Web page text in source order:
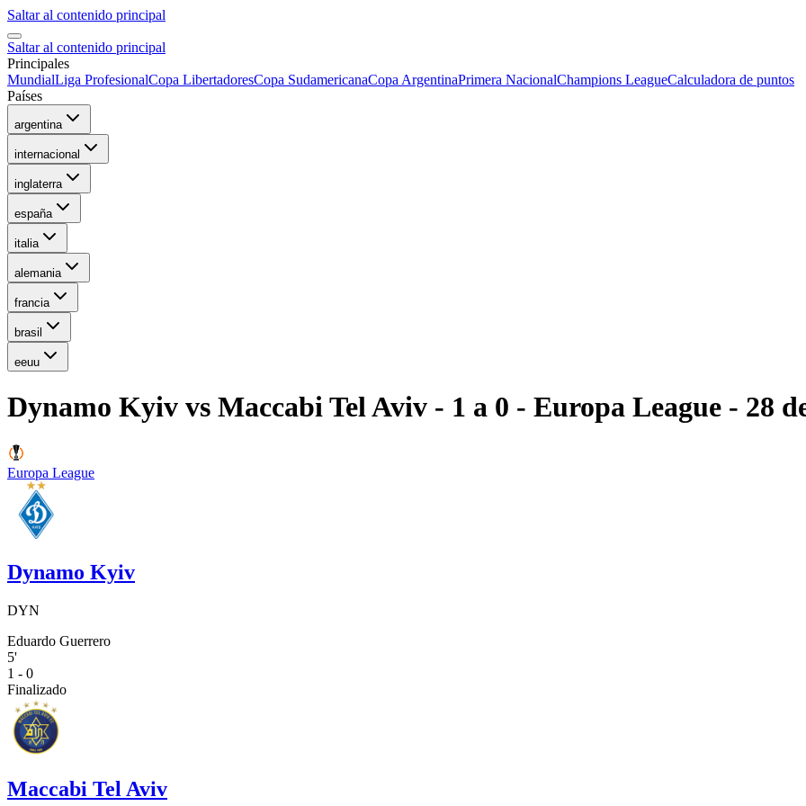
Saltar al contenido principal
Saltar al contenido principal
Principales
MundialLiga ProfesionalCopa LibertadoresCopa SudamericanaCopa ArgentinaPrimera NacionalChampions LeagueCalculadora de puntos
Países
argentina
internacional
inglaterra
españa
italia
alemania
francia
brasil
eeuu
Dynamo Kyiv vs Maccabi Tel Aviv - 1 a 0 - Europa League - 28
Europa League
Dynamo Kyiv
DYN
Eduardo Guerrero
5'
1 - 0
Finalizado
Maccabi Tel Aviv